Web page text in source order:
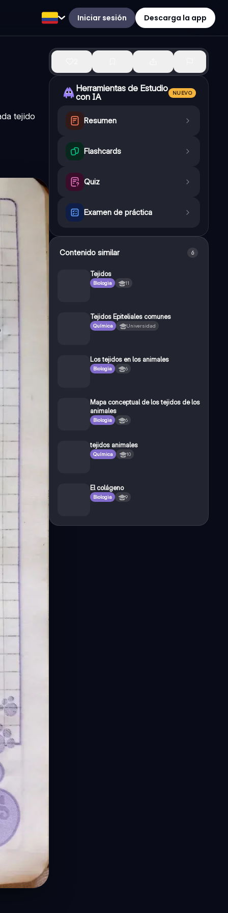
Iniciar sesión Descarga la app
tejido
Herramientas de Estudio
con IA
NUEVO
Resumen
Flashcards
Quiz
Examen de práctica
Contenido similar 6
Tejidos
Biologia 11
Tejidos Epiteliales comunes
Química Universidad
Los tejidos en los animales
Biologia 6
Mapa conceptual de los tejidos de los
animales
Biologia 6
tejidos animales
Química 10
El colágeno
Biologia 9